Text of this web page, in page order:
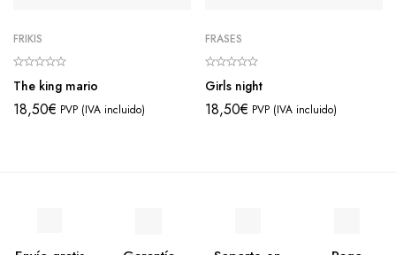
FRIKIS
The king mario
18,50€ PVP (IVA incluido)
FRASES
Girls night
18,50€ PVP (IVA incluido)